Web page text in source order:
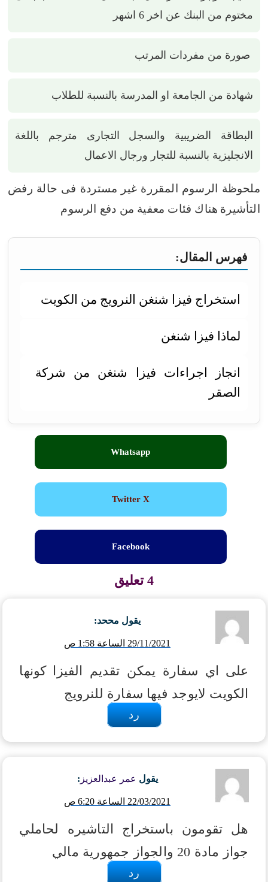
مختوم من البنك عن اخر 6 اشهر
صورة من مفردات المرتب
شهادة من الجامعة او المدرسة بالنسبة للطلاب
البطاقة الضريبية والسجل التجارى مترجم باللغة
الانجليزية بالنسبة للتجار ورجال الاعمال
ملحوظة الرسوم المقررة غير مستردة فى حالة رفض
التأشيرة هناك فئات معفية من دفع الرسوم
فهرس المقال:
استخراج فيزا شنغن النرويج من الكويت
لماذا فيزا شنغن
انجاز اجراءات فيزا شنغن من شركة
الصقر
Whatsapp
Twitter X
Facebook
4 تعليق
يقول مححد:
29/11/2021 الساعة 1:58 ص
على اي سفارة يمكن تقديم الفيزا كونها
الكويت لايوجد فيها سفارة للنرويج
رد
يقول عمر عبدالعزيز :
22/03/2021 الساعة 6:20 ص
هل تقومون باستخراج التاشيره لحاملي
جواز مادة 20 والجواز جمهورية مالي
رد